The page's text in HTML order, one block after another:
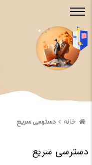
خانه دسترسی سریع
دسترسی سریع